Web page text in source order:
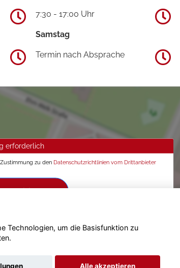
7:30 - 17:00 Uhr
Samstag
Termin nach Absprache
erforderlich
zu den Datenschutzrichtlinien vom Drittanbieter
Technologien, um die Basisfunktion zu
Alle akzeptieren